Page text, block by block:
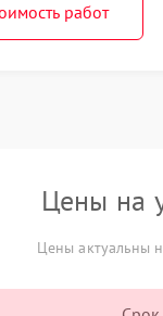
работ
Цены на
Цены актуальны